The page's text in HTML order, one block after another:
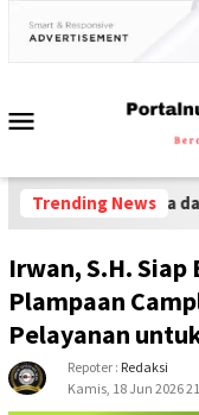
Trending News
dan Ponsel Desak
Irwan, S.H.
Plampaan
Pelayanan
Repoter : Redaksi
Kamis, 18 Jun 2026